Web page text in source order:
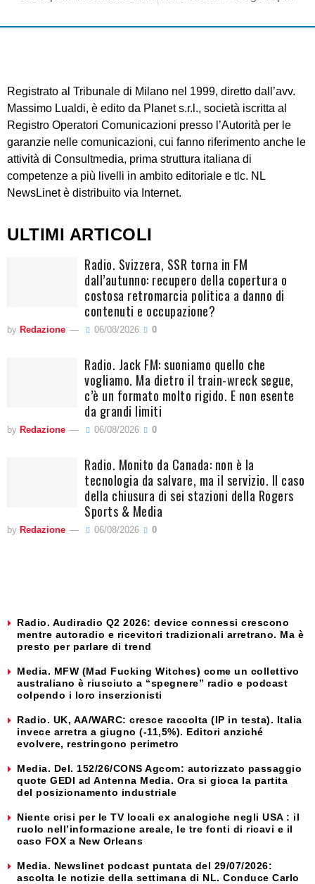
Registrato al Tribunale di Milano nel 1999, diretto dall’avv.
Massimo Lualdi, è edito da Planet s.r.l., società iscritta al
Registro Operatori Comunicazioni presso l’Autorità per le
garanzie nelle comunicazioni, cui fanno riferimento anche le
attività di Consultmedia, prima struttura italiana di
competenze a più livelli in ambito editoriale e tlc. NL
NewsLinet è distribuito via Internet.
ULTIMI ARTICOLI
Radio. Svizzera, SSR torna in FM
dall’autunno: recupero della copertura o
costosa retromarcia politica a danno di
contenuti e occupazione?
by Redazione 06/08/2026 0
Radio. Jack FM: suoniamo quello che
vogliamo. Ma dietro il train-wreck segue,
c’è un formato molto rigido. E non esente
da grandi limiti
by Redazione 06/08/2026 0
Radio. Monito da Canada: non è la
tecnologia da salvare, ma il servizio. Il caso
della chiusura di sei stazioni della Rogers
Sports & Media
by Redazione 06/08/2026 0
Radio. Audiradio Q2 2026: device connessi crescono
mentre autoradio e ricevitori tradizionali arretrano. Ma è
presto per parlare di trend
Media. MFW (Mad Fucking Witches) come un collettivo
australiano è riusciuto a “spegnere” radio e podcast
colpendo i loro inserzionisti
Radio. UK, AA/WARC: cresce raccolta (IP in testa). Italia
invece arretra a giugno (-11,5%). Editori anziché
evolvere, restringono perimetro
Media. Del. 152/26/CONS Agcom: autorizzato passaggio
quote GEDI ad Antenna Media. Ora si gioca la partita
del posizionamento industriale
Niente crisi per le TV locali ex analogiche negli USA : il
ruolo nell’informazione areale, le tre fonti di ricavi e il
caso FOX a New Orleans
Media. Newslinet podcast puntata del 29/07/2026:
ascolta le notizie della settimana di NL. Conduce Carlo